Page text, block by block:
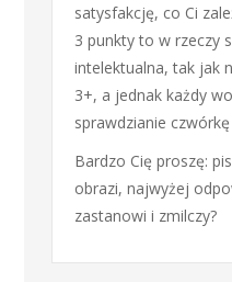
satysfakcję, co Ci
3 punkty to w rzeczy
intelektualna, tak jak
3+, a jednak każdy
sprawdzianie
Bardzo Cię proszę:
obrazi, najwyżej
zastanowi i zmilczy?